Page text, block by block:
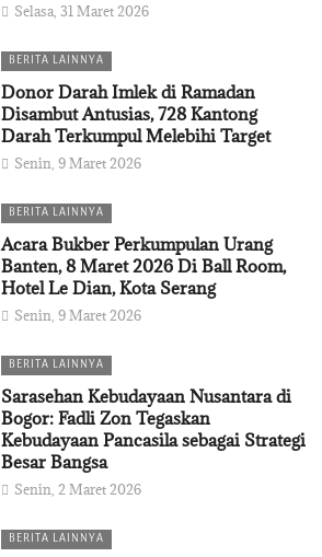
Selasa, 31 Maret 2026
BERITA LAINNYA
Donor Darah Imlek di Ramadan
Disambut Antusias, 728 Kantong
Darah Terkumpul Melebihi Target
Senin, 9 Maret 2026
BERITA LAINNYA
Acara Bukber Perkumpulan Urang
Banten, 8 Maret 2026 Di Ball Room,
Hotel Le Dian, Kota Serang
Senin, 9 Maret 2026
BERITA LAINNYA
Sarasehan Kebudayaan Nusantara di
Bogor: Fadli Zon Tegaskan
Kebudayaan Pancasila sebagai Strategi
Besar Bangsa
Senin, 2 Maret 2026
BERITA LAINNYA